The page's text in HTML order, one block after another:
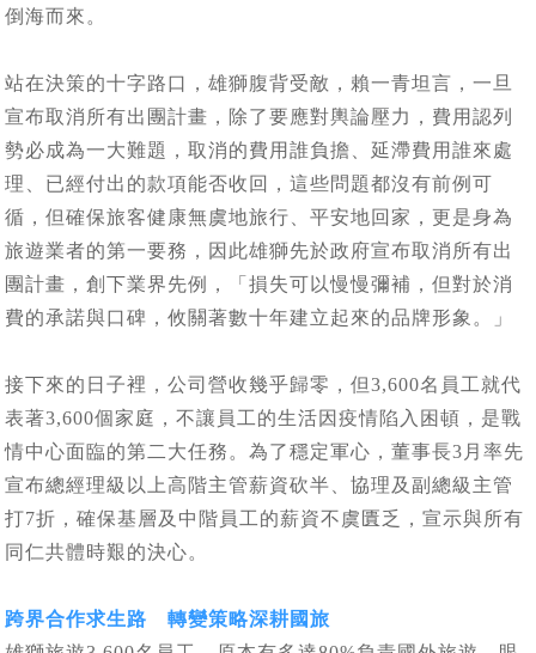
倒海而來。
站在決策的十字路口，雄獅腹背受敵，賴一青坦言，一旦
宣布取消所有出團計畫，除了要應對輿論壓力，費用認列
勢必成為一大難題，取消的費用誰負擔、延滯費用誰來處
理、已經付出的款項能否收回，這些問題都沒有前例可
循，但確保旅客健康無虞地旅行、平安地回家，更是身為
旅遊業者的第一要務，因此雄獅先於政府宣布取消所有出
團計畫，創下業界先例，「損失可以慢慢彌補，但對於消
費的承諾與口碑，攸關著數十年建立起來的品牌形象。」
接下來的日子裡，公司營收幾乎歸零，但3,600名員工就代
表著3,600個家庭，不讓員工的生活因疫情陷入困頓，是戰
情中心面臨的第二大任務。為了穩定軍心，董事長3月率先
宣布總經理級以上高階主管薪資砍半、協理及副總級主管
打7折，確保基層及中階員工的薪資不虞匱乏，宣示與所有
同仁共體時艱的決心。
跨界合作求生路 轉變策略深耕國旅